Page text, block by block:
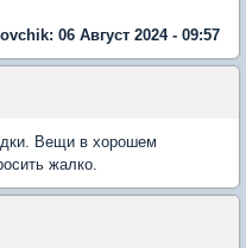
06 Август 2024 - 09:57
Вещи в хорошем
жалко.